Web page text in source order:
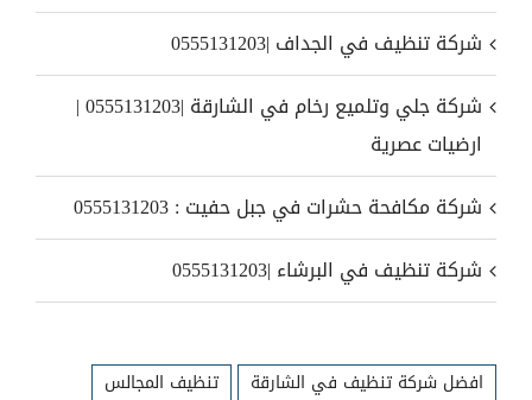
شركة تنظيف في الجداف |0555131203
شركة جلي وتلميع رخام في الشارقة |0555131203 |
ارضيات عصرية
شركة مكافحة حشرات في جبل حفيت : 0555131203
شركة تنظيف في البرشاء |0555131203
افضل شركة تنظيف في الشارقة
تنظيف المجالس